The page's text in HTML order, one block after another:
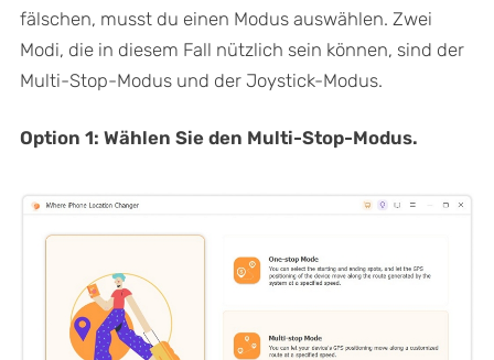
fälschen, musst du einen Modus auswählen. Zwei
Modi, die in diesem Fall nützlich sein können, sind der
Multi-Stop-Modus und der Joystick-Modus.
Option 1: Wählen Sie den Multi-Stop-Modus.